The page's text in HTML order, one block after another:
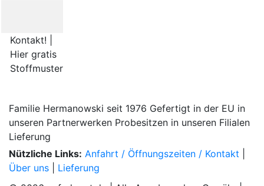
Kontakt! |
Hier gratis
Stoffmuster
Familie Hermanowski seit 1976 Gefertigt in der EU in
unseren Partnerwerken Probesitzen in unseren Filialen
Lieferung
Nützliche Links: Anfahrt / Öffnungszeiten / Kontakt
Über uns
Lieferung